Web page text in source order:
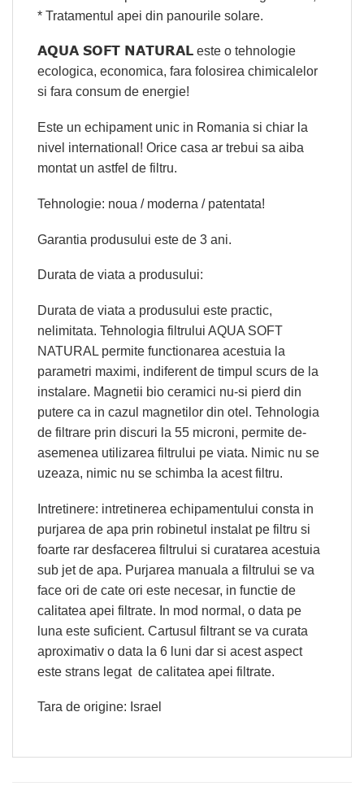
* Tratamentul apei din panourile solare.
AQUA SOFT NATURAL este o tehnologie
ecologica, economica, fara folosirea chimicalelor
si fara consum de energie!
Este un echipament unic in Romania si chiar la
nivel international! Orice casa ar trebui sa aiba
montat un astfel de filtru.
Tehnologie: noua / moderna / patentata!
Garantia produsului este de 3 ani.
Durata de viata a produsului:
Durata de viata a produsului este practic,
nelimitata. Tehnologia filtrului AQUA SOFT
NATURAL permite functionarea acestuia la
parametri maximi, indiferent de timpul scurs de la
instalare. Magnetii bio ceramici nu-si pierd din
putere ca in cazul magnetilor din otel. Tehnologia
de filtrare prin discuri la 55 microni, permite de-
asemenea utilizarea filtrului pe viata. Nimic nu se
uzeaza, nimic nu se schimba la acest filtru.
Intretinere: intretinerea echipamentului consta in
purjarea de apa prin robinetul instalat pe filtru si
foarte rar desfacerea filtrului si curatarea acestuia
sub jet de apa. Purjarea manuala a filtrului se va
face ori de cate ori este necesar, in functie de
calitatea apei filtrate. In mod normal, o data pe
luna este suficient. Cartusul filtrant se va curata
aproximativ o data la 6 luni dar si acest aspect
este strans legat de calitatea apei filtrate.
Tara de origine: Israel